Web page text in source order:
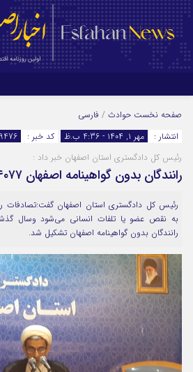
رمز عبور
مرا به خاطر بسپار
صفحه نخست حوادث / فارسی
انتشار :
مهر ۱, ۱۴۰۴ - 4:36 ب.ظ کد خبر :
رئیس کل دادگستری استان اصفهان خبر داد :
رانندگان بدون گواهینامه اصفهان ۴۴۰۷۷ پرونده!
رئیس کل دادگستری استان اصفهان گفت:تصادفات
رانندگان بدون گواهینامه اصفهان تشکیل شد.